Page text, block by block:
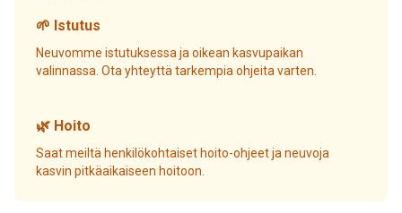
🌱 Istutus
Neuvomme istutuksessa ja oikean kasvupaikan
valinnassa. Ota yhteyttä tarkempia ohjeita varten.
🌿 Hoito
Saat meiltä henkilökohtaiset hoito-ohjeet ja neuvoja
kasvin pitkäaikaiseen hoitoon.